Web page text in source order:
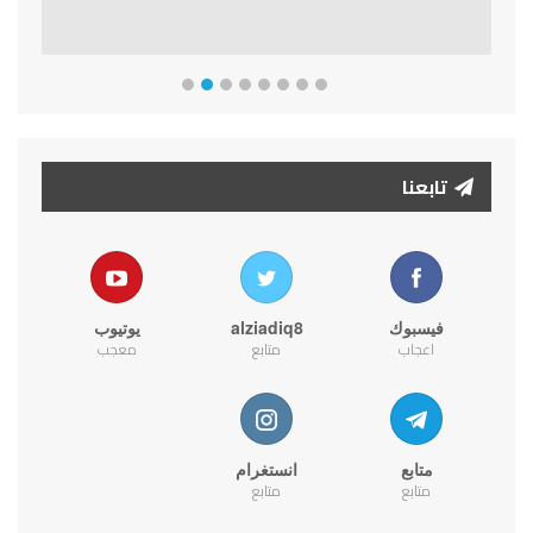
تابعنا
فيسبوك
اعجاب
alziadiq8
متابع
يوتيوب
معجب
متابع
متابع
انستغرام
متابع